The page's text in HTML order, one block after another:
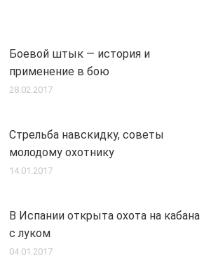
Боевой штык — история и
применение в бою
28.02.2017
Стрельба навскидку, советы
молодому охотнику
14.01.2017
В Испании открыта охота на кабана
с луком
04.01.2017